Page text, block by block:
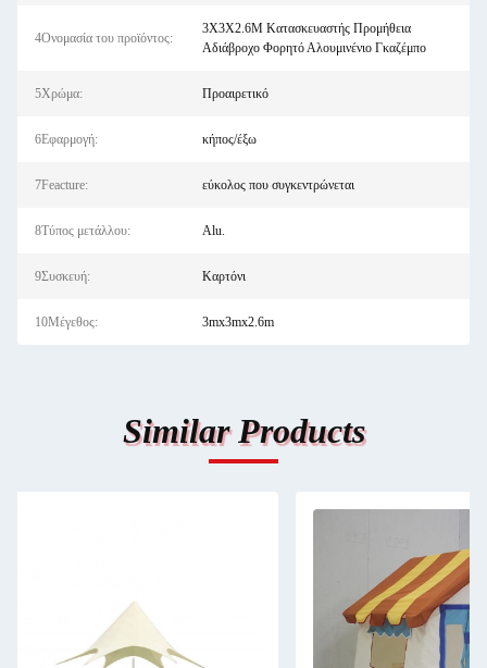
4Ονομασία του προϊόντος:
3X3X2.6M Κατασκευαστής Προμήθεια
Αδιάβροχο Φορητό Αλουμινένιο Γκαζέμπο
5Χρώμα: Προαιρετικό
6Εφαρμογή: κήπος/έξω
7Feacture: εύκολος που συγκεντρώνεται
8Τύπος μετάλλου: Alu.
9Συσκευή: Καρτόνι
10Μέγεθος: 3mx3mx2.6m
Similar Products